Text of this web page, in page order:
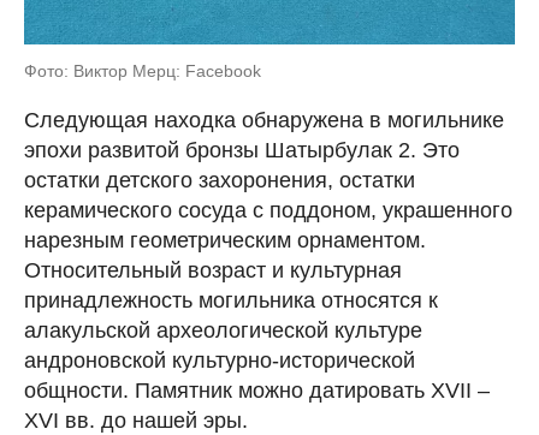
Фото: Виктор Мерц: Facebook
Следующая находка обнаружена в могильнике
эпохи развитой бронзы Шатырбулак 2. Это
остатки детского захоронения, остатки
керамического сосуда с поддоном, украшенного
нарезным геометрическим орнаментом.
Относительный возраст и культурная
принадлежность могильника относятся к
алакульской археологической культуре
андроновской культурно-исторической
общности. Памятник можно датировать XVII –
XVI вв. до нашей эры.